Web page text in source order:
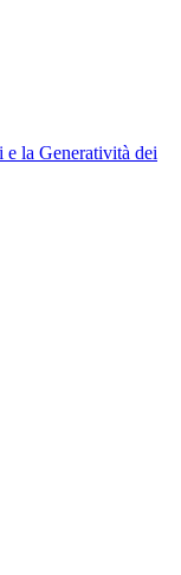
la Generatività dei